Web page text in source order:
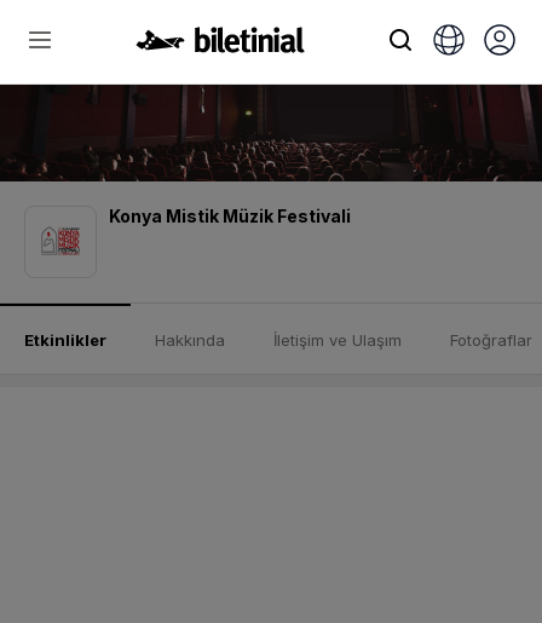
Konya Mistik Müzik Festivali
Etkinlikler Hakkında İletişim ve Ulaşım Fotoğraflar